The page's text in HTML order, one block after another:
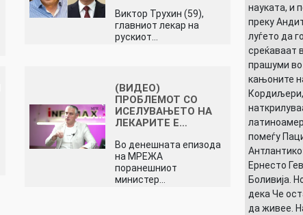
Виктор Трухин (59),
главниот лекар на
рускиот…
(ВИДЕО)
ПРОБЛЕМОТ СО
ИСЕЛУВАЊЕТО НА
ЛЕКАРИТЕ Е…
Во денешната епизода
на МРЕЖА
поранешниот
министер…
науката, и
преку
луѓето да
среќаваат
прашуми во
кањоните
Кордиљери,
помеѓу
Ернесто
Боливија.
дека Че
да живее.